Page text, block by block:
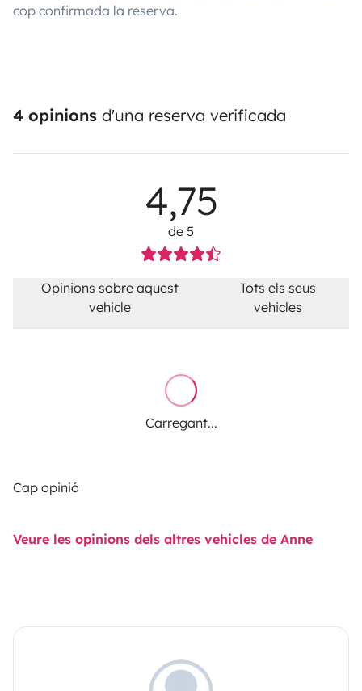
cop confirmada la reserva.
4 opinions d'una reserva verificada
4,75
de 5
Opinions sobre aquest
vehicle
Tots els seus
vehicles
Carregant...
Cap opinió
Veure les opinions dels altres vehicles de Anne